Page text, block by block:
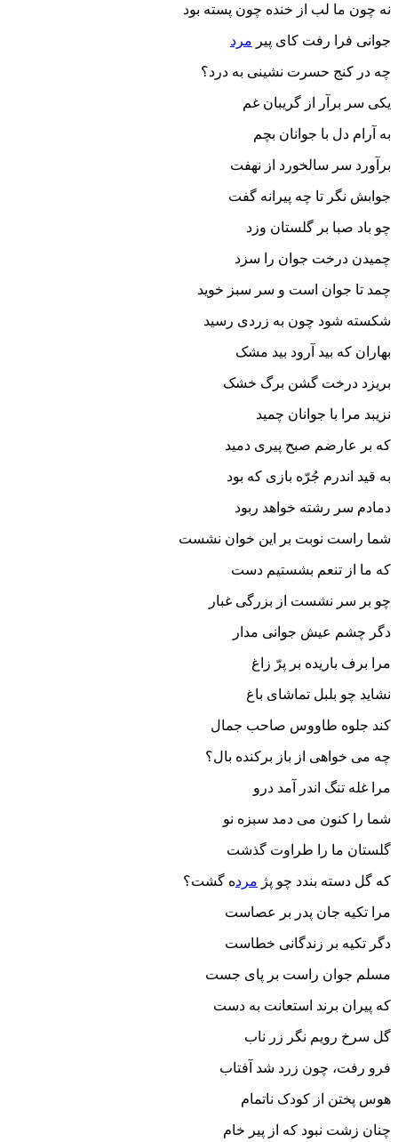
نه چون ما لب از خنده چون پسته بود
جوانی فرا رفت کای پیر مرد
چه در کنج حسرت نشینی به درد؟
یکی سر برآر از گریبان غم
به آرام دل با جوانان بچم
برآورد سر سالخورد از نهفت
جوابش نگر تا چه پیرانه گفت
چو باد صبا بر گلستان وزد
چمیدن درخت جوان را سزد
چمد تا جوان است و سر سبز خوید
شکسته شود چون به زردی رسید
بهاران که بید آرود بید مشک
بریزد درخت گشن برگ خشک
نزیبد مرا با جوانان چمید
که بر عارضم صبح پیری دمید
به قید اندرم جُرّه بازی که بود
دمادم سر رشته خواهد ربود
شما راست نوبت بر این خوان نشست
که ما از تنعم بشستیم دست
چو بر سر نشست از بزرگی غبار
دگر چشم عیش جوانی مدار
مرا برف باریده بر پرّ زاغ
نشاید چو بلبل تماشای باغ
کند جلوه طاووس صاحب جمال
چه می خواهی از باز برکنده بال؟
مرا غله تنگ اندر آمد درو
شما را کنون می دمد سبزه نو
گلستان ما را طراوت گذشت
که گل دسته بندد چو پژ مرده گشت؟
مرا تکیه جان پدر بر عصاست
دگر تکیه بر زندگانی خطاست
مسلم جوان راست بر پای جست
که پیران برند استعانت به دست
گل سرخ رویم نگر زر ناب
فرو رفت، چون زرد شد آفتاب
هوس پختن از کودک ناتمام
چنان زشت نبود که از پیر خام